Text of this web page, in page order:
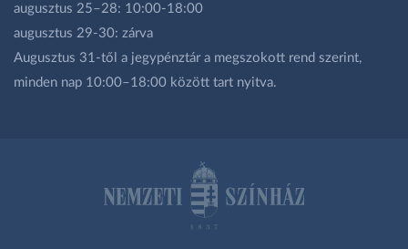
augusztus 25–28: 10:00-18:00
augusztus 29-30: zárva
Augusztus 31-től a jegypénztár a megszokott rend szerint,
minden nap 10:00–18:00 között tart nyitva.